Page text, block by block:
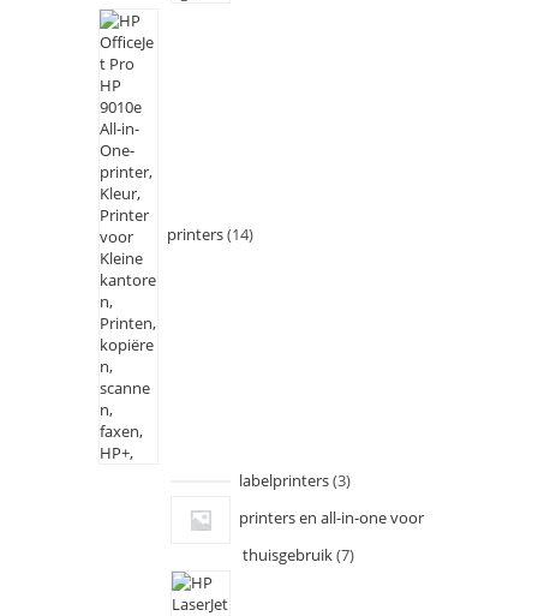
printers 14
labelprinters 3
printers en all-in-one voor
thuisgebruik 7